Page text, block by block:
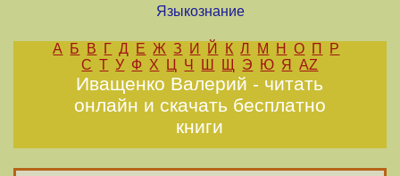
Языкознание
А Б В Г Д Е Ж З И Й К Л М Н О П
Р
С Т У Ф Х Ц Ч Ш Щ Э Ю Я AZ
Иващенко Валерий - читать
онлайн и скачать бесплатно
книги